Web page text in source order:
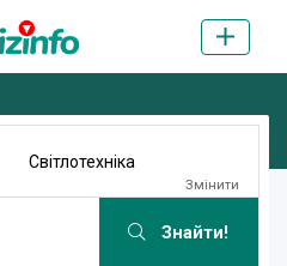
Світлотехніка
Змінити
Знайти!